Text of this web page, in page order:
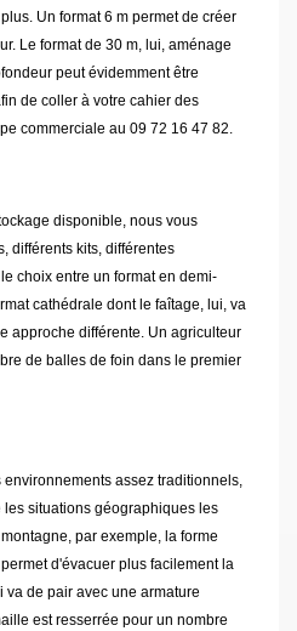
Un format 6 m permet de créer
Le format de 30 m, lui, aménage
peut évidemment être
de coller à votre cahier des
commerciale au 09 72 16 47 82.
disponible, nous vous
différents kits, différentes
choix entre un format en demi-
cathédrale dont le faîtage, lui, va
approche différente. Un agriculteur
de balles de foin dans le premier
assez traditionnels,
les situations géographiques les
par exemple, la forme
d'évacuer plus facilement la
de pair avec une armature
est resserrée pour un nombre